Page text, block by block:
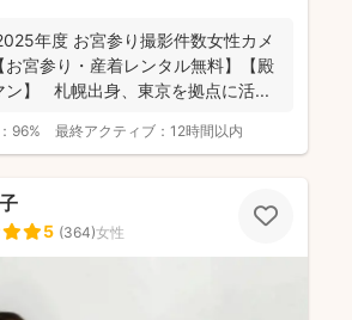
年度 お宮参り撮影件数女性カメ
お宮参り・産着レンタル無料】【殿
ン】 札幌出身、東京を拠点に活...
96% 最終アクティブ： 12時間以内
5 (364)女性